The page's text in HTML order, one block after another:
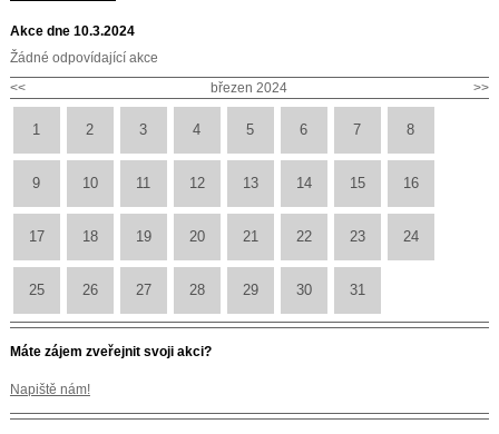
Akce dne 10.3.2024
Žádné odpovídající akce
<<
>>
březen 2024
1 2 3 4 5 6 7 8
9 10 11 12 13 14 15 16
17 18 19 20 21 22 23 24
25 26 27 28 29 30 31
Máte zájem zveřejnit svoji akci?
Napiště nám!